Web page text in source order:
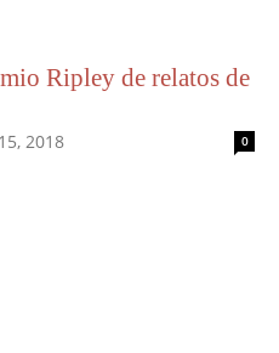
Ripley de relatos de
2018 0